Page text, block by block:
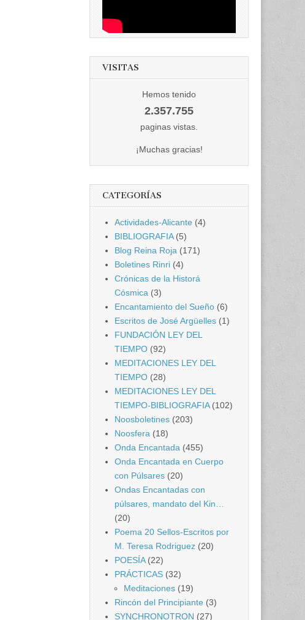
VISITAS
Hemos tenido
2.357.755
paginas vistas.
¡Muchas gracias!
CATEGORÍAS
Actividades-Alicante (4)
BIBLIOGRAFIA(5)
Blog Reina Roja (171)
Boletines Rinri (4)
Crónicas de la Historá
Cósmica (3)
Encantamiento del Sueño (6)
Escritos de José Argüelles (1)
FUNDACIÓN LEY DEL
TIEMPO (92)
MEDITACIONES LEY DEL
TIEMPO (28)
MEDITACIONES LEY DEL
TIEMPO-BIBLIOGRAFIA(102)
Noosboletines (203)
Noosfera (18)
Onda Encantada (455)
Onda Encantada en Cuerpo
con Púlsares (20)
Ondas Encantadas con
púlsares, mandato del Kin…
(20)
Poema 20 Sellos-Escritos por
M. Teresa Rodriguez (20)
POESÍA(22)
PRÁCTICAS (32)
Meditaciones (19)
Rincón del Principiante (3)
SYNCHRONOTRON (27)